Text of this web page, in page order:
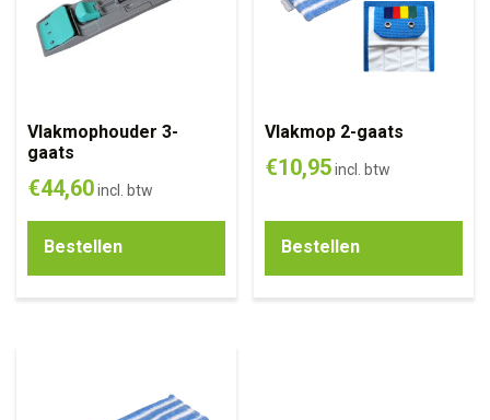
Vlakmophouder 3-
gaats
€44,60incl. btw
Bestellen
Vlakmop 2-gaats
€10,95 incl. btw
Bestellen